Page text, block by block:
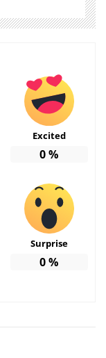
Excited
0%
Surprise
0%